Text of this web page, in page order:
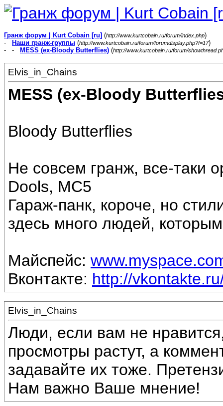
Гранж форум | Kurt Cobain [ru] (http://www.kurtcobain.ru/forum/index.php)
-
Наши гранж-группы (http://www.kurtcobain.ru/forum/forumdisplay.php?f=17)
- -
MESS (ex-Bloody Butterflies) (http://www.kurtcobain.ru/forum/
Elvis_in_Chains
MESS (ex-Bloody
Bloody Butterflies
Не совсем гранж, все-таки
Dools, MC5
Гараж-панк, короче, но
здесь много людей,
Майспейс:
Вконтакте: http://
Elvis_in_Chains
Люди, если вам не
просмотры растут, а
задавайте их тоже.
Нам важно Ваше мнение!